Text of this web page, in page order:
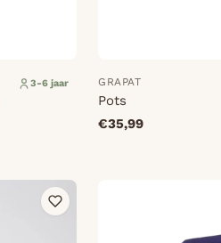
3-6 jaar GRAPAT
Pots
€35,99